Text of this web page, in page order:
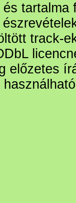
track-
előzetes